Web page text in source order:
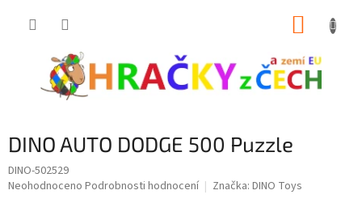
DINO AUTO DODGE 500 Puzzle
DINO-502529
Průměrné
Neohodnoceno Podrobnosti hodnocení Značka: DINO Toys